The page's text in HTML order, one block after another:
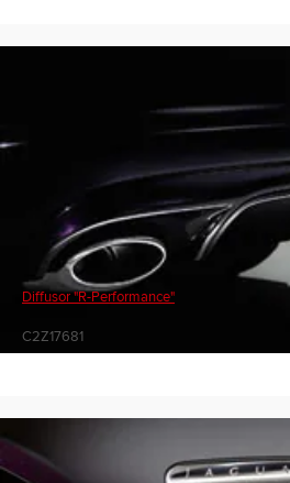
Diffusor "R-Performance"
C2Z17681